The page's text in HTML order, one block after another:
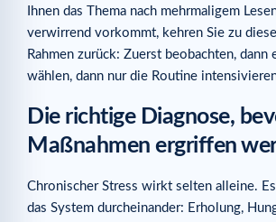
Leitfäden zum Nachschlagen
Ihnen das Thema nach mehrmaligem
verwirrend vorkommt, kehren Sie zu
Rahmen zurück: Zuerst beobachten, dann
wählen, dann nur die Routine
Die richtige Diagnose,
Maßnahmen ergriffen
Chronischer Stress wirkt selten alleine.
das System durcheinander: Erholung,